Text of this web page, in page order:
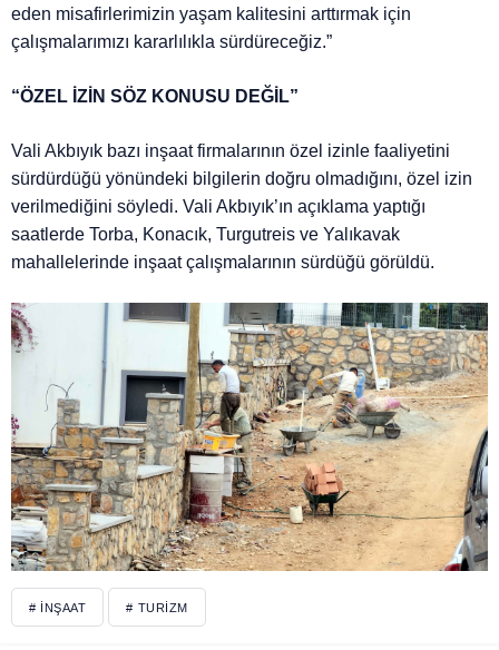
eden misafirlerimizin yaşam kalitesini arttırmak için
çalışmalarımızı kararlılıkla sürdüreceğiz.”
“ÖZEL İZİN SÖZ KONUSU DEĞİL”
Vali Akbıyık bazı inşaat firmalarının özel izinle faaliyetini
sürdürdüğü yönündeki bilgilerin doğru olmadığını, özel izin
verilmediğini söyledi. Vali Akbıyık’ın açıklama yaptığı
saatlerde Torba, Konacık, Turgutreis ve Yalıkavak
mahallelerinde inşaat çalışmalarının sürdüğü görüldü.
# İNŞAAT # TURIZM